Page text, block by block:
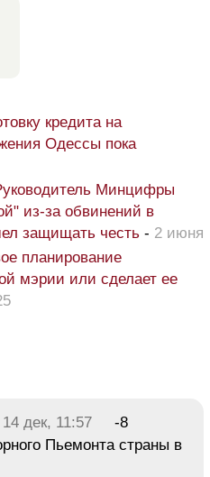
кредита на
Одессы пока
Минцифры
из-за обвинений в
защищать честь - 2 июня
планирование
мэрии или сделает ее
14 дек, 11:57
-8
Пьемонта страны в